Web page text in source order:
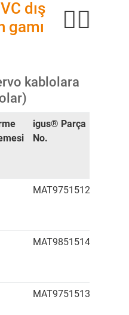
dış
gamı
kablolara
igus® Parça
No.
MAT97515129
MAT98515147
MAT97515130